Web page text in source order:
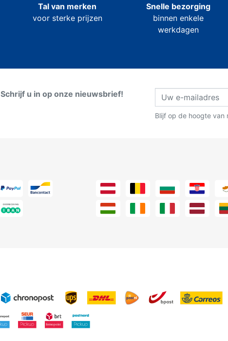
Tal van merken
voor sterke prijzen
Snelle bezorging
binnen enkele
werkdagen
Schrijf u in op onze nieuwsbrief!
Blijf op de hoogte van